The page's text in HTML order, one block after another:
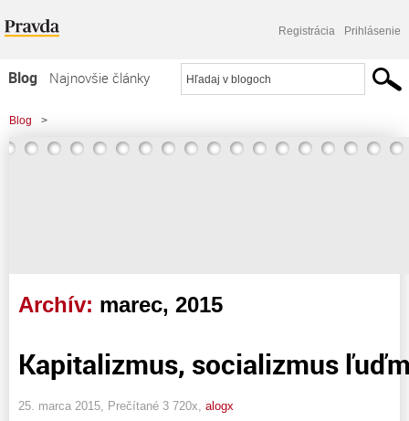
Registrácia Prihlásenie
Blog
Najnovšie články
Najčítanejšie články
Najkomentovanejšie články
Blog >
Archív: marec, 2015
Kapitalizmus, socializmus
25. marca 2015, Prečítané 3 720x, alogx